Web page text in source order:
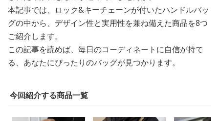
本記事では、ロック&キーチェーンが付いたハンドルバッ
グの中から、デザイン性と実用性を兼ね備えた商品を8つ
ご紹介します。
この記事を読めば、毎日のコーディネートに自信が持て
る、あなたにぴったりのバッグが見つかります。
今回紹介する商品一覧